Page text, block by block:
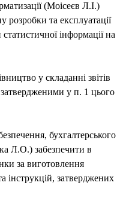
(Моісеєв Л.І.)
розробки та експлуатації
інформації на
у складанні звітів
у п. 1 цього
бухгалтерського
Л.О.) забезпечити в
за виготовлення
інструкцій, затверджених